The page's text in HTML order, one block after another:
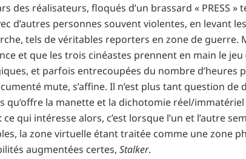
des réalisateurs, floqués d’un brassard « PRESS »
d’autres personnes souvent violentes, en levant
tels de véritables reporters en zone de guerre.
et que les trois cinéastes prennent en main le
et parfois entrecoupées du nombre d’heures
mute, s’affine. Il n’est plus tant question de
qu’offre la manette et la dichotomie réel/
ce qui intéresse alors, c’est lorsque l’un et l’autre
la zone virtuelle étant traitée comme une zone
augmentées certes,Stalker.